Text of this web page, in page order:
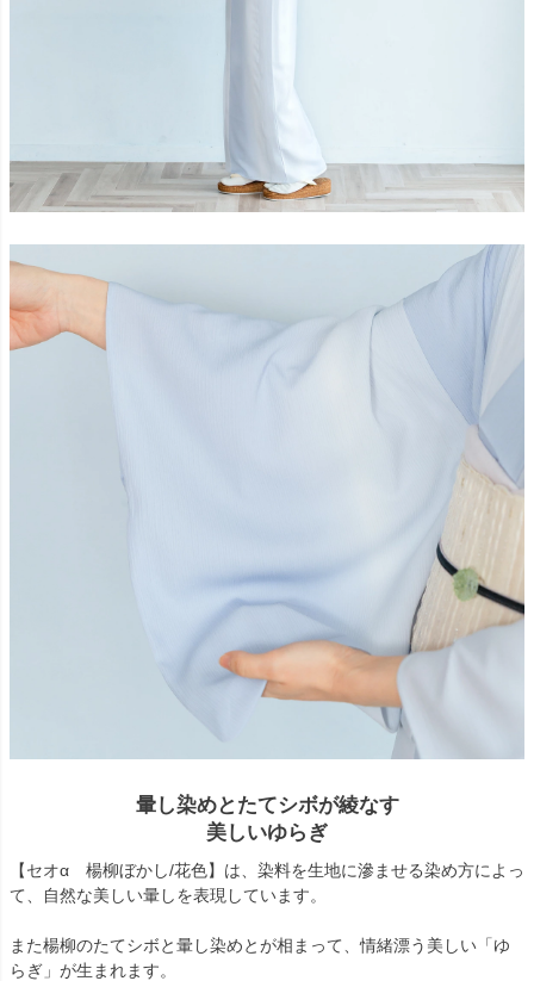
暈し染めとたてシボが綾なす
美しいゆらぎ
【セオα 楊柳ぼかし/花色】は、染料を生地に滲ませる染め方によっ
て、自然な美しい暈しを表現しています。
また楊柳のたてシボと暈し染めとが相まって、情緒漂う美しい「ゆ
らぎ」が生まれます。